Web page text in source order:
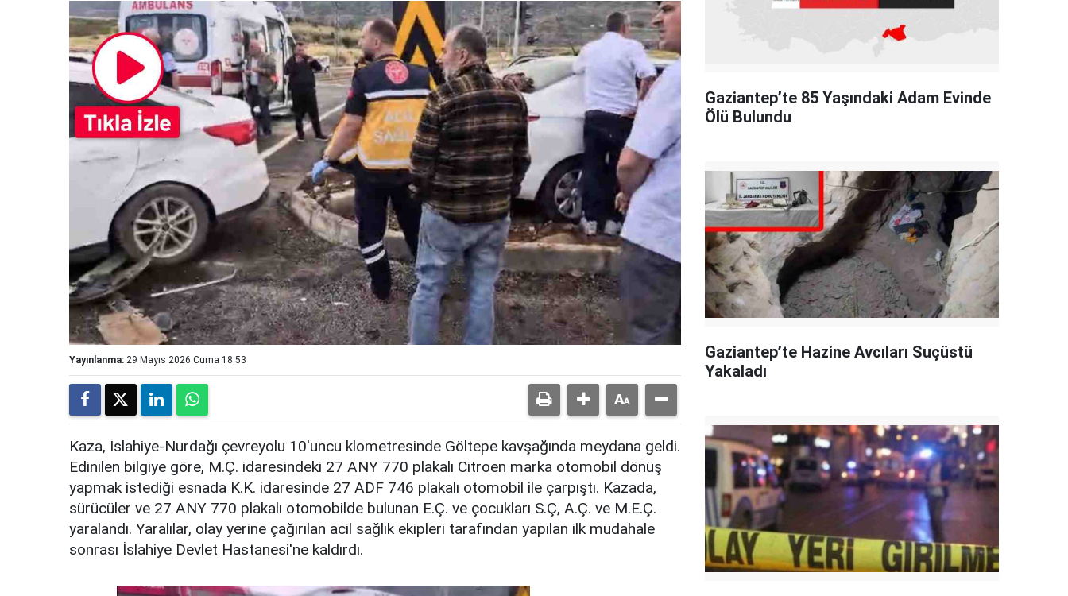
Yayınlanma: 29 Mayıs 2026 Cuma 18:53
Kaza, İslahiye-Nurdağı çevreyolu 10'uncu klometresinde Göltepe kavşağında meydana geldi.
Edinilen bilgiye göre, M.Ç. idaresindeki 27 ANY 770 plakalı Citroen marka otomobil dönüş
yapmak istediği esnada K.K. idaresinde 27 ADF 746 plakalı otomobil ile çarpıştı. Kazada,
sürücüler ve 27 ANY 770 plakalı otomobilde bulunan E.Ç. ve çocukları S.Ç, A.Ç. ve M.E.Ç.
yaralandı. Yaralılar, olay yerine çağırılan acil sağlık ekipleri tarafından yapılan ilk müdahale
sonrası İslahiye Devlet Hastanesi'ne kaldırdı.
Gaziantep’te 85 Yaşındaki Adam Evinde
Ölü Bulundu
Gaziantep’te Hazine Avcıları Suçüstü
Yakaladı